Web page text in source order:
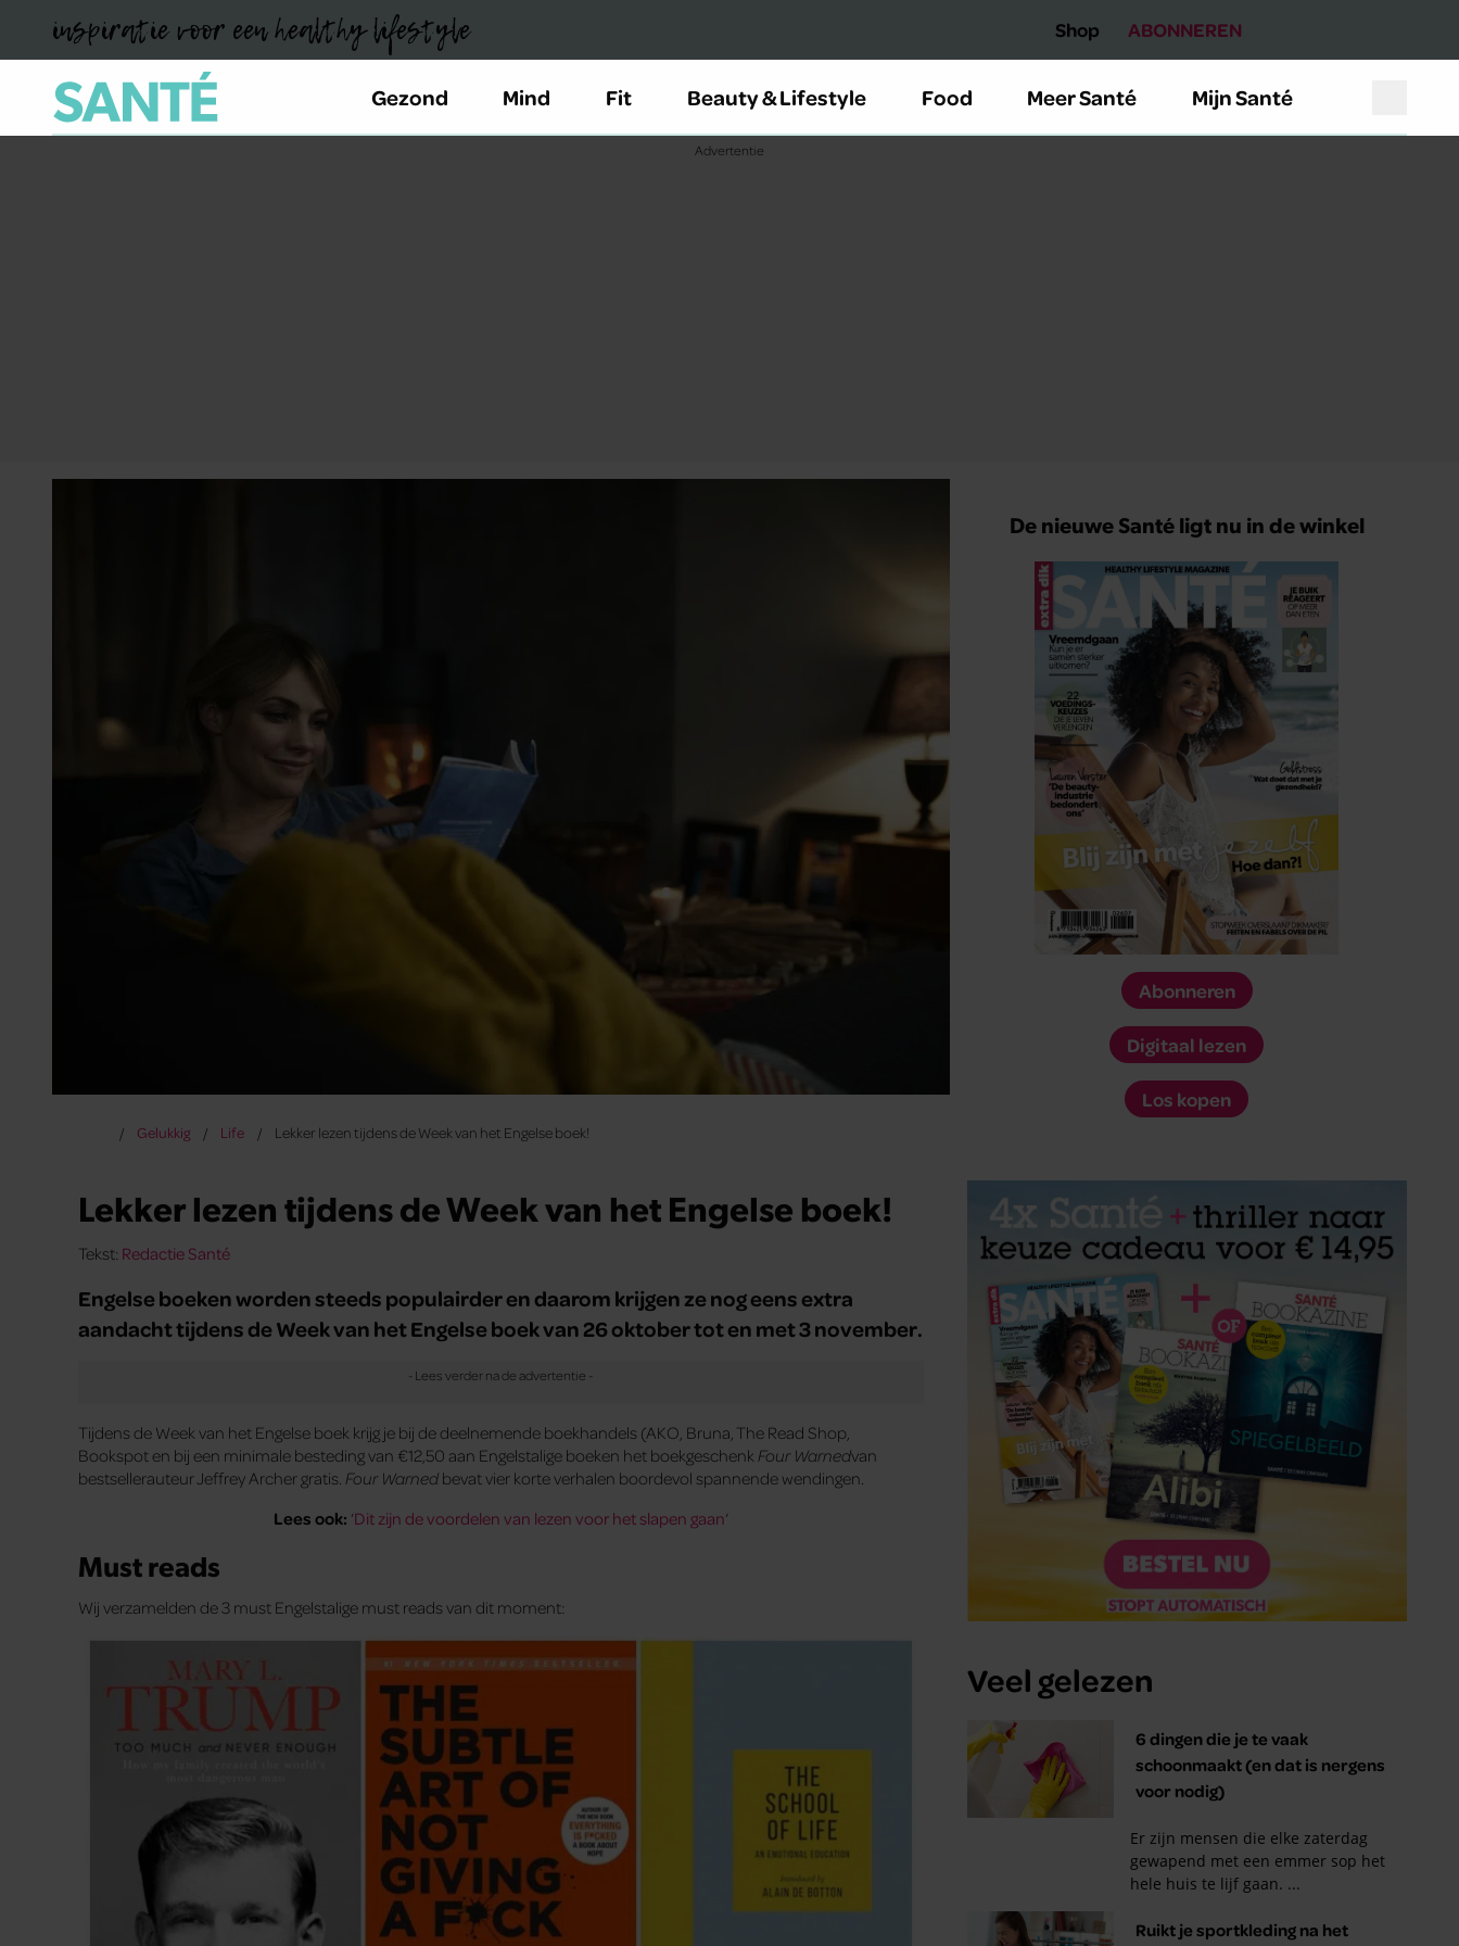
inspiratie voor een healthy lifestyle Shop ABONNEREN
Gezond Mind Fit Beauty & Lifestyle Food Meer Santé Mijn Santé
Gelukkig Life Lekker lezen tijdens de Week van het Engelse boek!
Lekker lezen tijdens de Week van het Engelse boek!
Tekst: Redactie Santé
Engelse boeken worden steeds populairder en daarom krijgen ze nog eens extra
aandacht tijdens de Week van het Engelse boek van 26 oktober tot en met 3 november.
Tijdens de Week van het Engelse boek krijg je bij de deelnemende boekhandels (AKO, Bruna, The Read Shop,
Bookspot en bij een minimale besteding van €12,50 aan Engelstalige boeken het boekgeschenk Four Warnedvan
bestsellerauteur Jeffrey Archer gratis. Four Warned bevat vier korte verhalen boordevol spannende wendingen.
Lees ook: ‘Dit zijn de voordelen van lezen voor het slapen gaan‘
Must reads
Wij verzamelden de 3 must Engelstalige must reads van dit moment:
De nieuwe Santé ligt nu in de winkel
Abonneren
Digitaal lezen
Los kopen